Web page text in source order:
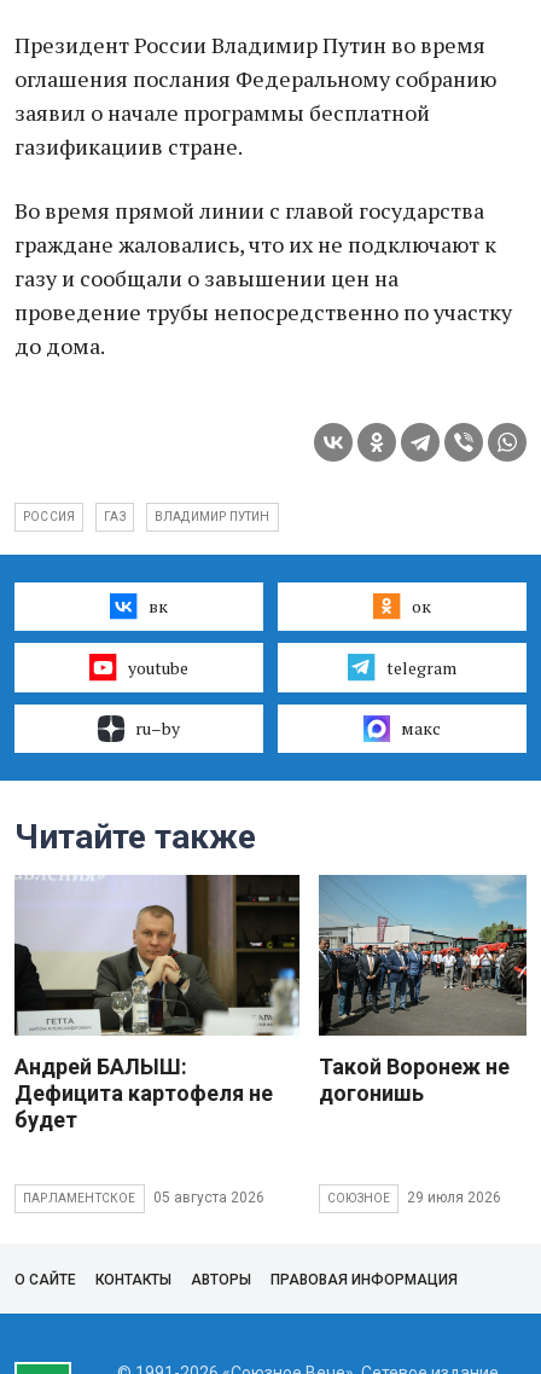
Президент России Владимир Путин во время
оглашения послания Федеральному собранию
заявил о начале программы бесплатной
газификациив стране.
Во время прямой линии с главой государства
граждане жаловались, что их не подключают к
газу и сообщали о завышении цен на
проведение трубы непосредственно по участку
до дома.
РОССИЯ ГАЗ ВЛАДИМИР ПУТИН
вк ок
youtube telegram
ru–by макс
Читайте также
Андрей БАЛЫШ:
Дефицита картофеля не
будет
ПАРЛАМЕНТСКОЕ 05 августа 2026
Такой Воронеж не
догонишь
СОЮЗНОЕ 29 июля 2026
О САЙТЕ КОНТАКТЫ АВТОРЫ ПРАВОВАЯ ИНФОРМАЦИЯ